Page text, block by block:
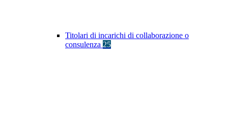
Titolari di incarichi di collaborazione o
consulenza 25